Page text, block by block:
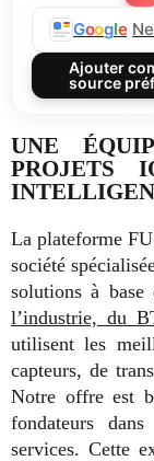
Google
Ajouter
source
UNE
PROJETS
La plateforme
société
solutions à base
l’industrie, du
utilisent les
capteurs, de
Notre offre est
fondateurs
services. Cette